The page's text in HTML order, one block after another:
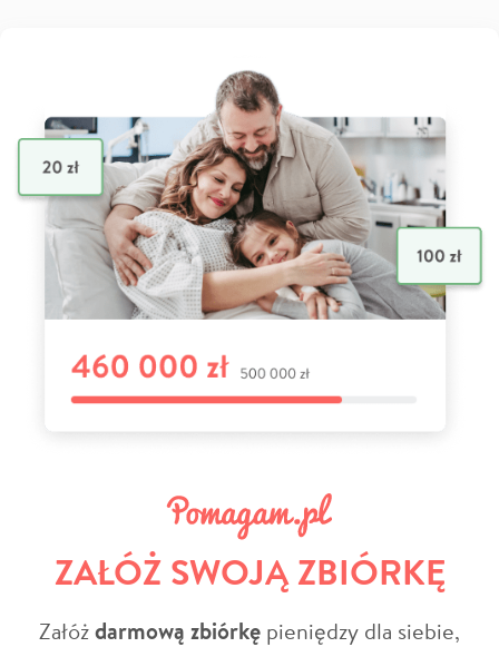
ZAŁÓŻ SWOJĄ ZBIÓRKĘ
Załóżdarmową zbiórkę pieniędzy dla siebie,